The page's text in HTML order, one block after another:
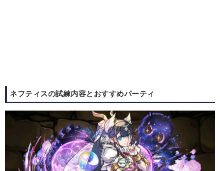
ネフティスの試練内容とおすすめパーティ